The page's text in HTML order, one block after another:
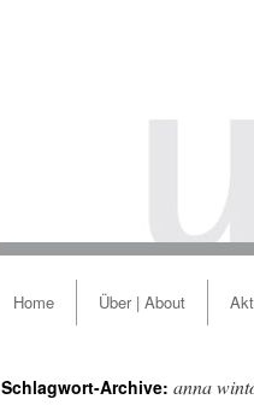
Home Über | About
Schlagwort-Archive: anna